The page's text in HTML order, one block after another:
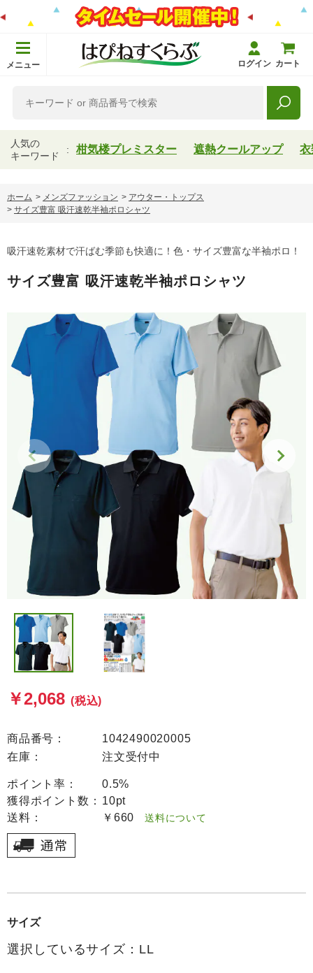
メニュー ログイン カート
人気の
キーワード
柑気楼プレミスター 遮熱クールアップ 衣
ホーム > メンズファッション > アウター・トップス
> サイズ豊富 吸汗速乾半袖ポロシャツ
吸汗速乾素材で汗ばむ季節も快適に！色・サイズ豊富な半袖ポロ！
サイズ豊富 吸汗速乾半袖ポロシャツ
￥2,068 (税込)
商品番号：
1042490020005
在庫：
注文受付中
ポイント率：
0.5%
獲得ポイント数： 10pt
送料：
￥660 送料について
サイズ
選択しているサイズ：LL